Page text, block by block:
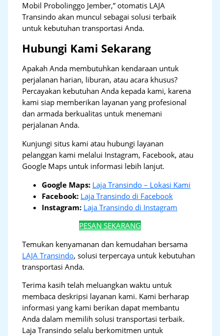
Mobil Probolinggo Jember,” otomatis LAJA
Transindo akan muncul sebagai solusi terbaik
untuk kebutuhan transportasi Anda.
Hubungi Kami Sekarang
Apakah Anda membutuhkan kendaraan untuk
perjalanan harian, liburan, atau acara khusus?
Percayakan kebutuhan Anda kepada kami, karena
kami siap memberikan layanan yang profesional
dan armada berkualitas untuk menemani
perjalanan Anda.
Kunjungi situs kami atau hubungi layanan
pelanggan kami melalui Instagram, Facebook, atau
Google Maps untuk informasi lebih lanjut.
Google Maps: Laja Transindo – Lokasi Kami
Facebook: Laja Transindo di Facebook
Instagram: Laja Transindo di Instagram
PESAN SEKARANG
Temukan kenyamanan dan kemudahan bersama
LAJA Transindo, solusi terpercaya untuk kebutuhan
transportasi Anda.
Terima kasih telah meluangkan waktu untuk
membaca deskripsi layanan kami. Kami berharap
informasi yang kami berikan dapat membantu
Anda dalam memilih solusi transportasi terbaik.
Laja Transindo selalu berkomitmen untuk